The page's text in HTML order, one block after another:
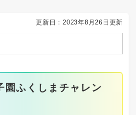
更新日：2023年8月26日更新
園ふくしまチャレン